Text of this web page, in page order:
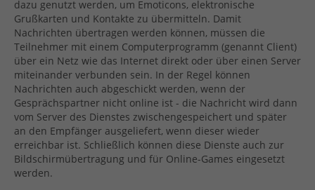
dazu genutzt werden, um Emoticons, elektronische
Grußkarten und Kontakte zu übermitteln. Damit
Nachrichten übertragen werden können, müssen die
Teilnehmer mit einem Computerprogramm (genannt Client)
über ein Netz wie das Internet direkt oder über einen Server
miteinander verbunden sein. In der Regel können
Nachrichten auch abgeschickt werden, wenn der
Gesprächspartner nicht online ist - die Nachricht wird dann
vom Server des Dienstes zwischengespeichert und später
an den Empfänger ausgeliefert, wenn dieser wieder
erreichbar ist. Schließlich können diese Dienste auch zur
Bildschirmübertragung und für Online-Games eingesetzt
werden.